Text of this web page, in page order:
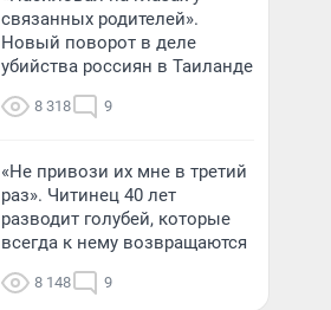
связанных родителей».
Новый поворот в деле
убийства россиян в Таиланде
8 318 9
«Не привози их мне в третий
раз». Читинец 40 лет
разводит голубей, которые
всегда к нему возвращаются
8 148 9